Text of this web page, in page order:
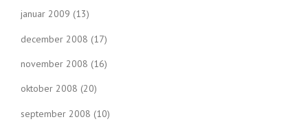
januar 2009 (13)
december 2008 (17)
november 2008 (16)
oktober 2008 (20)
september 2008 (10)